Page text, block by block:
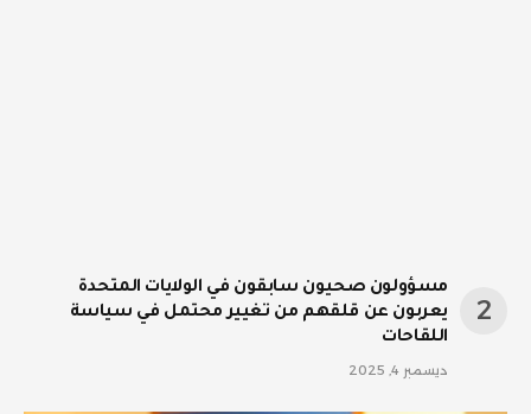
مسؤولون صحيون سابقون في الولايات المتحدة
يعربون عن قلقهم من تغيير محتمل في سياسة
اللقاحات
ديسمبر 4, 2025